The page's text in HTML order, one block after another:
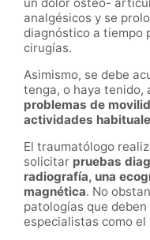
analgésicos y se
diagnóstico a tiempo
cirugías.
Asimismo, se debe
tenga, o haya tenido,
problemas de
actividades
El traumatólogo
solicitar pruebas
radiografía, una
magnética. No
patologías que
especialistas como